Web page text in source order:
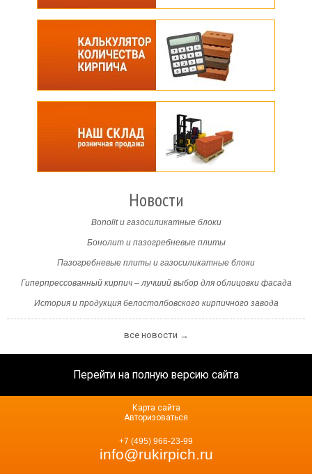
Новости
Bonolit и газосиликатные блоки
Бонолит и пазогребневые плиты
Пазогребневые плиты и газосиликатные блоки
Гиперпрессованный кирпич – лучший выбор для облицовки фасада
История и продукция белостолбовского кирпичного завода
все новости →
Перейти на полную версию сайта
+7 (495) 966-23-99
info@rukirpich.ru
Карта сайта
Авторизоваться